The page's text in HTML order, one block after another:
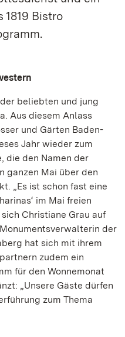
Bistro
beliebten und jung
Aus diesem Anlass
und Gärten Baden-
Jahr wieder zum
die den Namen der
ganzen Mai über den
„Es ist schon fast eine
im Mai freien
Christiane Grau auf
der
hat sich mit ihrem
zudem ein
für den Wonnemonat
„Unsere Gäste dürfen
zum Thema